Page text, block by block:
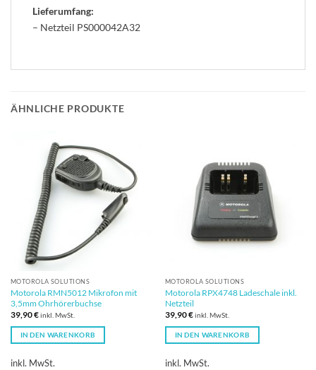
Lieferumfang:
– Netzteil PS000042A32
ÄHNLICHE PRODUKTE
MOTOROLA SOLUTIONS
Motorola RMN5012 Mikrofon mit
3,5mm Ohrhörerbuchse
39,90€inkl. MwSt.
IN DEN WARENKORB
inkl. MwSt.
MOTOROLA SOLUTIONS
Motorola RPX4748 Ladeschale inkl.
Netzteil
39,90€inkl. MwSt.
IN DEN WARENKORB
inkl. MwSt.